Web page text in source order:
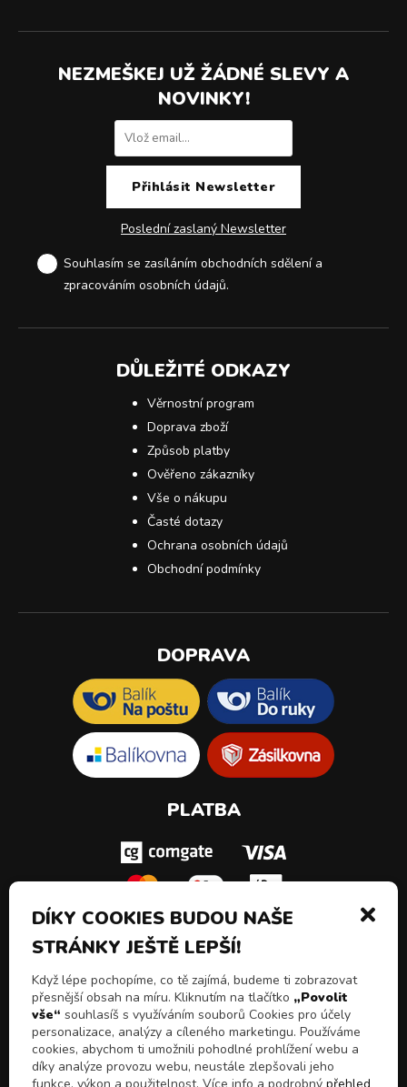
NEZMEŠKEJ UŽ ŽÁDNÉ SLEVY A
NOVINKY!
Poslední zaslaný Newsletter
Souhlasím se zasíláním obchodních sdělení a
zpracováním osobních údajů.
DŮLEŽITÉ ODKAZY
Věrnostní program
Doprava zboží
Způsob platby
Ověřeno zákazníky
Vše o nákupu
Časté dotazy
Ochrana osobních údajů
Obchodní podmínky
DOPRAVA
PLATBA
SLEDUJ NÁS!
DÍKY COOKIES BUDOU NAŠE
STRÁNKY JEŠTĚ LEPŠÍ!
Když lépe pochopíme, co tě zajímá, budeme ti zobrazovat
přesnější obsah na míru. Kliknutím na tlačítko „Povolit
vše“ souhlasíš s využíváním souborů Cookies pro účely
personalizace, analýzy a cíleného marketingu. Používáme
cookies, abychom ti umožnili pohodlné prohlížení webu a
díky analýze provozu webu, neustále zlepšovali jeho